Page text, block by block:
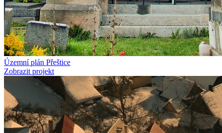
Územní plán Přeštice
Zobrazit projekt